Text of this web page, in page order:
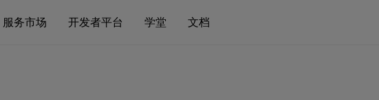
服务市场 开发者平台 学堂 文档